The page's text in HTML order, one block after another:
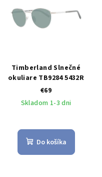
Timberland Slnečné
okuliare TB9284 5432R
€69
Skladom 1-3 dni
Do košíka